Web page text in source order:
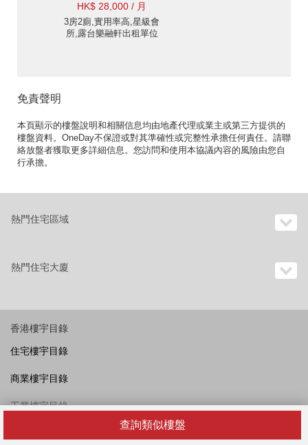
查詢類似樓盤
HK$ 28,000 / 月
3房2廁,實用率高,星級會
所,露台樂融軒出租單位
免責聲明
本頁顯示的樓盤說明和相關信息均由地產代理或業主或第三方提供的
樓盤資料。OneDay不保證或對其準確性或完整性承擔任何責任。請聯
絡放盤者獲取更多詳細信息。您訪問和使用本協議內容的風險由您自
行承擔。
熱門住宅區域
熱門住宅大廈
香港樓宇目錄
住宅樓宇目錄
商業樓宇目錄
工業樓宇目錄